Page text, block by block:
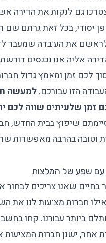
גם לנקות את הדירה
יסודי, בכל זאת גרתם
את העובדה שמעבר
אליה אנו נכנסים דורשת
לכם זמן ומאמץ גדול
הזו עבורכם.למעשה
זמן שלעיתים שווה לכם
שיפוץ בבית החדש,
וטובה בהרבה מאפשרות
עם שפע של המלצות
בחיים שאנו צריכים לבחור
חברות מציעות לנו את
ביותר עבורנו. קחו
אחר, ישנן חברות המציעות